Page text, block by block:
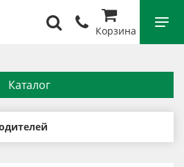
Корзина
Каталог